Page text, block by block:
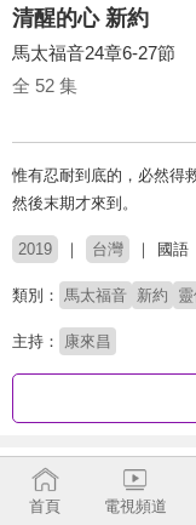
清醒的心 新約
馬太福音24章6-27節
全 52 集
惟有忍耐到底的，必然得
然後末期才來到。
2019 台灣 國語
類別： 馬太福音 新約
主持： 康來昌
劇集列表
彼得後書-莊頌偉
首頁 電視頻道